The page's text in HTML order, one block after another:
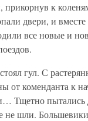
прикорнув к
двери, и
все новые и
гул. С
от коменданта к
Тщетно пытались
не шли. Большевики